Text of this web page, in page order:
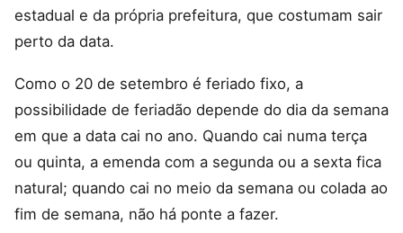
estadual e da própria prefeitura, que costumam sair
perto da data.
Como o 20 de setembro é feriado fixo, a
possibilidade de feriadão depende do dia da semana
em que a data cai no ano. Quando cai numa terça
ou quinta, a emenda com a segunda ou a sexta fica
natural; quando cai no meio da semana ou colada ao
fim de semana, não há ponte a fazer.